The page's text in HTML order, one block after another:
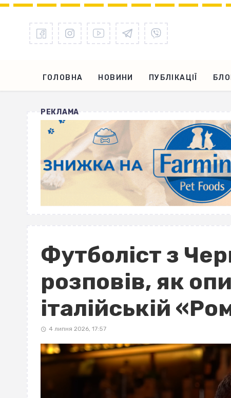
ГОЛОВНА НОВИНИ ПУБЛІКАЦІЇ
РЕКЛАМА
Футболіст з
розповів, як
італійській
4 липня 2026, 17:57